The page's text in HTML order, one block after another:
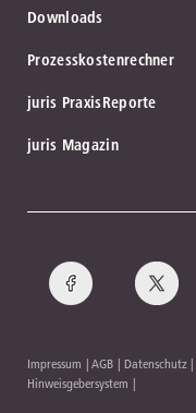
Downloads
Prozesskostenrechner
juris PraxisReporte
juris Magazin
Impressum AGB Datenschutz
Hinweisgebersystem